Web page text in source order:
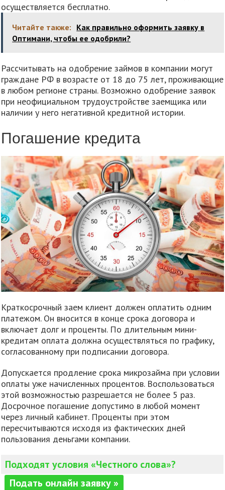
осуществляется бесплатно.
Читайте также: Как правильно оформить заявку в
Оптимани, чтобы ее одобрили?
Рассчитывать на одобрение займов в компании могут
граждане РФ в возрасте от 18 до 75 лет, проживающие
в любом регионе страны. Возможно одобрение заявок
при неофициальном трудоустройстве заемщика или
наличии у него негативной кредитной истории.
Погашение кредита
Краткосрочный заем клиент должен оплатить одним
платежом. Он вносится в конце срока договора и
включает долг и проценты. По длительным мини-
кредитам оплата должна осуществляться по графику,
согласованному при подписании договора.
Допускается продление срока микрозайма при условии
оплаты уже начисленных процентов. Воспользоваться
этой возможностью разрешается не более 5 раз.
Досрочное погашение допустимо в любой момент
через личный кабинет. Проценты при этом
пересчитываются исходя из фактических дней
пользования деньгами компании.
Подходят условия «Честного слова»?
Подать онлайн заявку »